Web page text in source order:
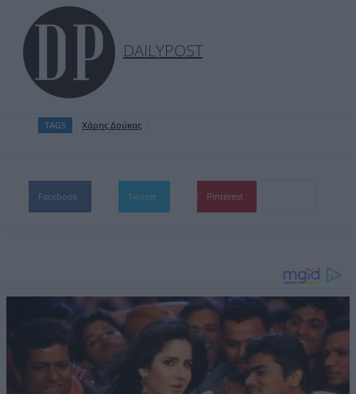
DAILYPOST
TAGS Χάρης Δούκας
Facebook Twitter Pinterest